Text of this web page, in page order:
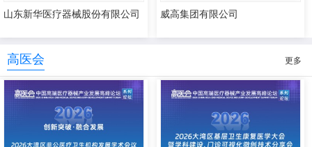
山东新华医疗器械股份有限公司 威高集团有限公司
高医会 更多